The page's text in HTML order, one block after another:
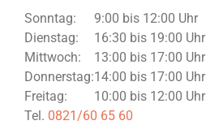
Sonntag:
9:00 bis 12:00 Uhr
Dienstag:
16:30 bis 19:00 Uhr
Mittwoch:
13:00 bis 17:00 Uhr
Donnerstag:14:00 bis 17:00 Uhr
Freitag:
10:00 bis 12:00 Uhr
Tel. 0821/60 65 60